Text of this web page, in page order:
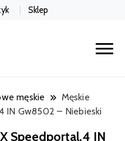
Sklep
męskie
Męskie
IN Gw8502 – Niebieski
Speedportal.4 IN